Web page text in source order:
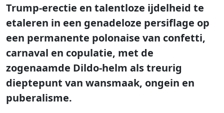
Trump-erectie en talentloze ijdelheid te
etaleren in een genadeloze persiflage op
een permanente polonaise van confetti,
carnaval en copulatie, met de
zogenaamde Dildo-helm als treurig
dieptepunt van wansmaak, ongein en
puberalisme.